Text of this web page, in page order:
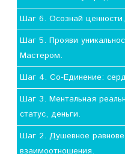
Шаг 6. Осознай
Шаг 5. Прояви
Мастером.
Шаг 4. Со-Единение:
Шаг 3. Ментальная
статус, деньги.
Шаг 2. Душевное
взаимоотношения.